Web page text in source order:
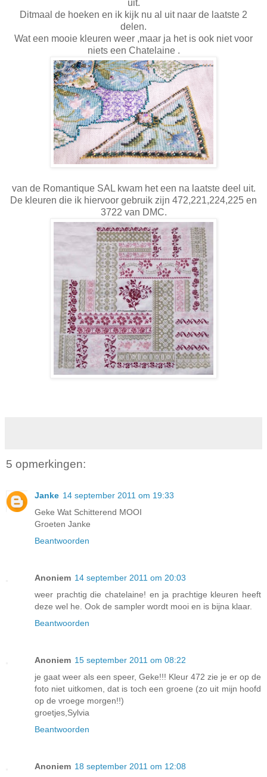
uit.
Ditmaal de hoeken en ik kijk nu al uit naar de laatste 2
delen.
Wat een mooie kleuren weer ,maar ja het is ook niet voor
niets een Chatelaine .
van de Romantique SAL kwam het een na laatste deel uit.
De kleuren die ik hiervoor gebruik zijn 472,221,224,225 en
3722 van DMC.
5 opmerkingen:
Janke 14 september 2011 om 19:33
Geke Wat Schitterend MOOI
Groeten Janke
Beantwoorden
Anoniem 14 september 2011 om 20:03
weer prachtig die chatelaine! en ja prachtige kleuren heeft
deze wel he. Ook de sampler wordt mooi en is bijna klaar.
Beantwoorden
Anoniem 15 september 2011 om 08:22
je gaat weer als een speer, Geke!!! Kleur 472 zie je er op de
foto niet uitkomen, dat is toch een groene (zo uit mijn hoofd
op de vroege morgen!!)
groetjes,Sylvia
Beantwoorden
Anoniem 18 september 2011 om 12:08